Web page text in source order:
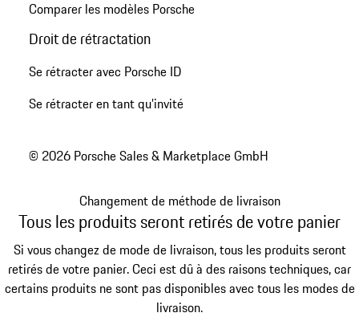
Comparer les modèles Porsche
Droit de rétractation
Se rétracter avec Porsche ID
Se rétracter en tant qu’invité
© 2026 Porsche Sales & Marketplace GmbH
Changement de méthode de livraison
Tous les produits seront retirés de votre panier
Si vous changez de mode de livraison, tous les produits seront
retirés de votre panier. Ceci est dû à des raisons techniques, car
certains produits ne sont pas disponibles avec tous les modes de
livraison.